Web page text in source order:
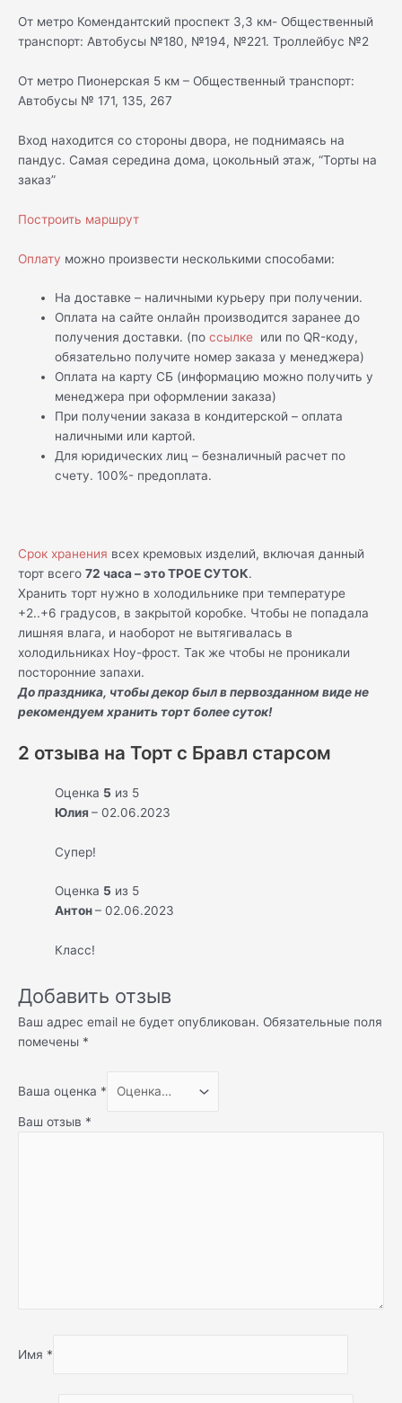
От метро Комендантский проспект 3,3 км- Общественный
транспорт: Автобусы №180, №194, №221. Троллейбус №2
От метро Пионерская 5 км – Общественный транспорт:
Автобусы № 171, 135, 267
Вход находится со стороны двора, не поднимаясь на
пандус. Самая середина дома, цокольный этаж, “Торты на
заказ”
Построить маршрут
Оплату можно произвести несколькими способами:
На доставке – наличными курьеру при получении.
Оплата на сайте онлайн производится заранее до
получения доставки. (поссылке или по QR-коду,
обязательно получите номер заказа у менеджера)
Оплата на карту СБ (информацию можно получить у
менеджера при оформлении заказа)
При получении заказа в кондитерской – оплата
наличными или картой.
Для юридических лиц – безналичный расчет по
счету. 100%- предоплата.
Срок хранения всех кремовых изделий, включая данный
торт всего 72 часа – это ТРОЕ СУТОК.
Хранить торт нужно в холодильнике при температуре
+2..+6 градусов, в закрытой коробке. Чтобы не попадала
лишняя влага, и наоборот не вытягивалась в
холодильниках Ноу-фрост. Так же чтобы не проникали
посторонние запахи.
До праздника, чтобы декор был в первозданном виде не
рекомендуем хранить торт более суток!
2 отзыва на Торт с Бравл старсом
Оценка 5 из 5
Юлия– 02.06.2023
Супер!
Оценка 5 из 5
Антон– 02.06.2023
Класс!
Добавить отзыв
Ваш адрес email не будет опубликован. Обязательные поля
помечены *
Ваша оценка *
Ваш отзыв *
Имя *